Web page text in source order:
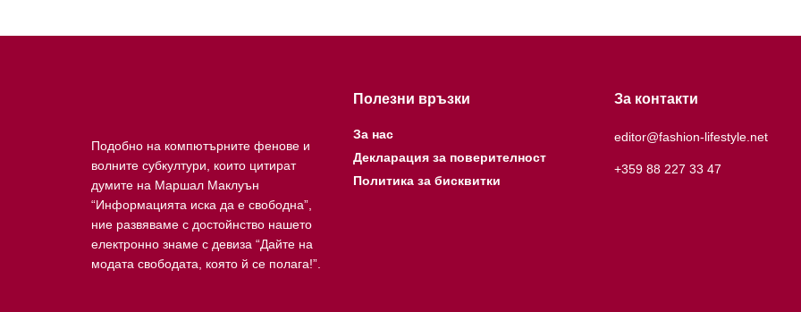
Подобно на компютърните фенове и
волните субкултури, които цитират
думите на Маршал Маклуън
“Информацията иска да е свободна”,
ние развяваме с достойнство нашето
електронно знаме с девиза “Дайте на
модата свободата, която й се полага!”.
Полезни връзки
За нас
Декларация за поверителност
Политика за бисквитки
За контакти
editor@fashion-lifestyle.net
+359 88 227 33 47